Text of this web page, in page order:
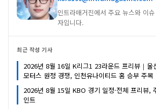
인트라매거진에서 주요 뉴스와 이
자입니다.
최근 작성 기사
2026년 8월 16일 K리그1 23라운드 프리뷰｜울
모터스 원정 경쟁, 인천유나이티드 홈 승부 주목
2026년 8월 15일 KBO 경기 일정·전체 프리뷰,
인트